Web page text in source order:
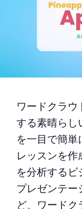
ワードクラ
する素晴らし
を一目で簡単
レッスンを作
を分析するビ
プレゼンテー
ど、ワード